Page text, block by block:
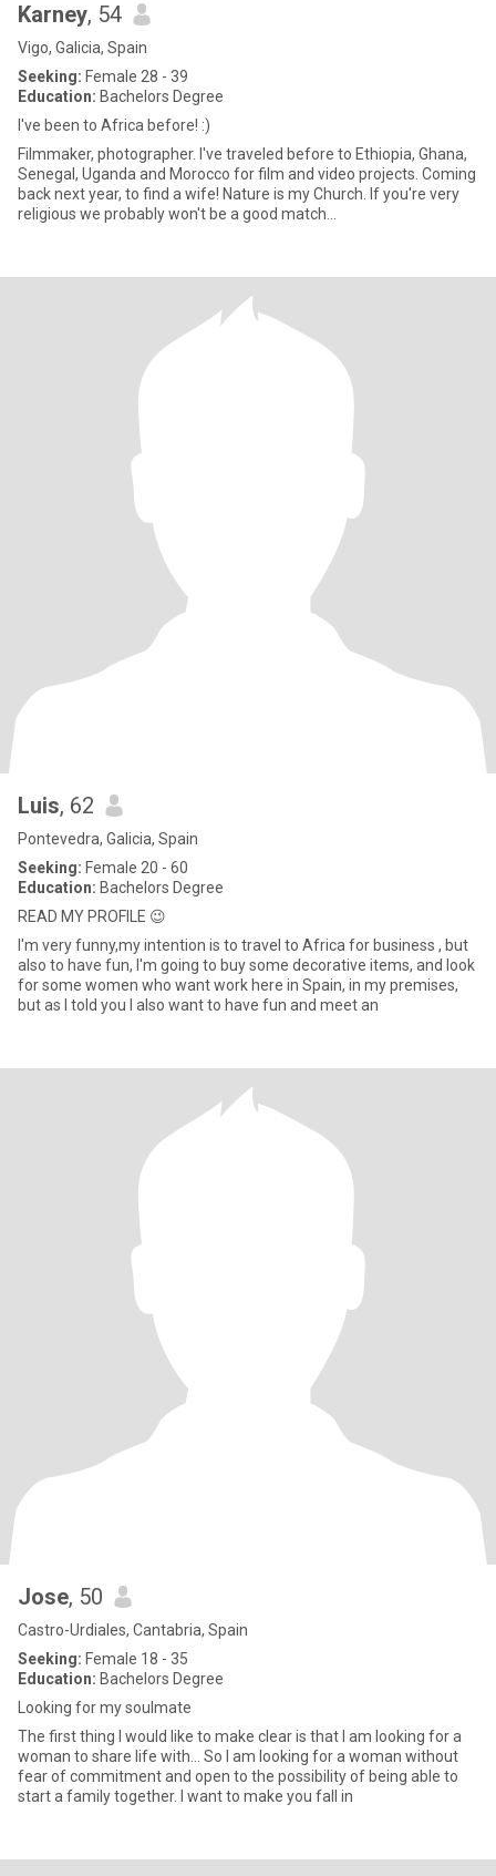
Karney, 54
Vigo, Galicia, Spain
Seeking: Female 28 - 39
Education: Bachelors Degree
I've been to Africa before! :)
Filmmaker, photographer. I've traveled before to Ethiopia, Ghana,
Senegal, Uganda and Morocco for film and video projects. Coming
back next year, to find a wife! Nature is my Church. If you're very
religious we probably won't be a good match...
Luis, 62
Pontevedra, Galicia, Spain
Seeking: Female 20 - 60
Education: Bachelors Degree
READ MY PROFILE 😉
I'm very funny,my intention is to travel to Africa for business , but
also to have fun, I'm going to buy some decorative items, and look
for some women who want work here in Spain, in my premises,
but as I told you I also want to have fun and meet an
Jose, 50
Castro-Urdiales, Cantabria, Spain
Seeking: Female 18 - 35
Education: Bachelors Degree
Looking for my soulmate
The first thing I would like to make clear is that I am looking for a
woman to share life with... So I am looking for a woman without
fear of commitment and open to the possibility of being able to
start a family together. I want to make you fall in